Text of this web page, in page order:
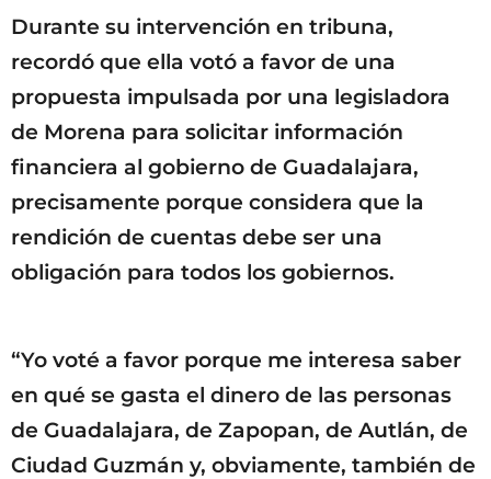
Durante su intervención en tribuna,
recordó que ella votó a favor de una
propuesta impulsada por una legisladora
de Morena para solicitar información
financiera al gobierno de Guadalajara,
precisamente porque considera que la
rendición de cuentas debe ser una
obligación para todos los gobiernos.
“Yo voté a favor porque me interesa saber
en qué se gasta el dinero de las personas
de Guadalajara, de Zapopan, de Autlán, de
Ciudad Guzmán y, obviamente, también de